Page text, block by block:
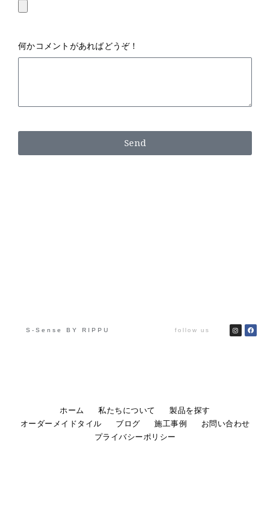
何かコメントがあればどうぞ！
Send
S-Sense BY RIPPU follow us
ホーム 私たちについて
製品を探す
オーダーメイドタイル
ブログ 施工事例
お問い合わせ
プライバシーポリシー